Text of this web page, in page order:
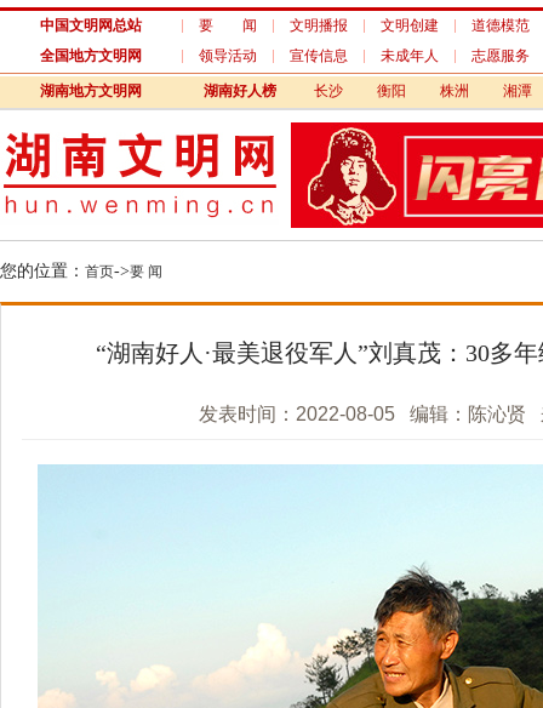
中国文明网总站 要 闻 文明播报 文明创建
道德模范
全国地方文明网
领导活动 宣传信息 未成年人 志愿服务
湖南地方文明网 湖南好人榜 长沙 衡阳 株洲 湘潭
您的位置： 首页->要 闻
“湖南好人·最美退役军人”刘真茂：30多
发表时间：2022-08-05 编辑：陈沁贤